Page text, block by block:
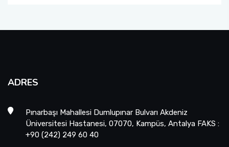
ADRES
Pınarbaşı Mahallesi Dumlupınar Bulvarı Akdeniz
Üniversitesi Hastanesi, 07070, Kampüs, Antalya FAKS :
+90 (242) 249 60 40